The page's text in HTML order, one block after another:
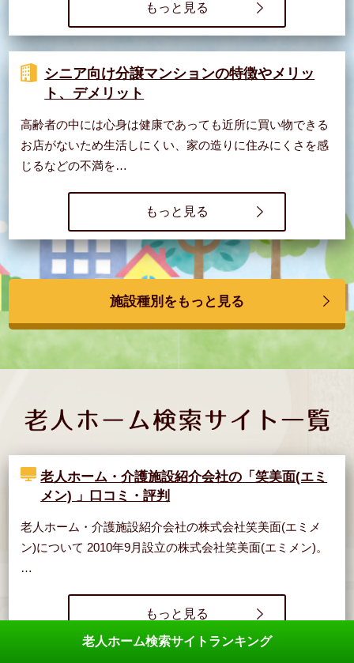
もっと見る
シニア向け分譲マンションの特徴やメリッ
ト、デメリット
高齢者の中には心身は健康であっても近所に買い物できる
お店がないため生活しにくい、家の造りに住みにくさを感
じるなどの不満を…
もっと見る
施設種別をもっと見る
老人ホーム・介護施設紹介会社の「笑美面(エミ
メン) 」口コミ・評判
老人ホーム・介護施設紹介会社の株式会社笑美面(エミメ
ン)について 2010年9月設立の株式会社笑美面(エミメン)。
…
もっと見る
老人ホーム検索サイトランキング